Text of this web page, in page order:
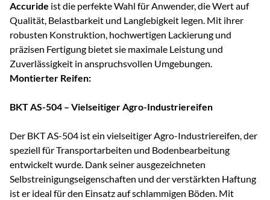
Accuride ist die perfekte Wahl für Anwender, die Wert auf
Qualität, Belastbarkeit und Langlebigkeit legen. Mit ihrer
robusten Konstruktion, hochwertigen Lackierung und
präzisen Fertigung bietet sie maximale Leistung und
Zuverlässigkeit in anspruchsvollen Umgebungen.
Montierter Reifen:
BKT AS-504 – Vielseitiger Agro-Industriereifen
Der BKT AS-504 ist ein vielseitiger Agro-Industriereifen, der
speziell für Transportarbeiten und Bodenbearbeitung
entwickelt wurde. Dank seiner ausgezeichneten
Selbstreinigungseigenschaften und der verstärkten Haftung
ist er ideal für den Einsatz auf schlammigen Böden. Mit